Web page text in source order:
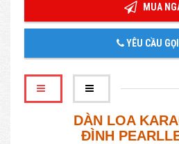
MUA
YÊU CẦU
DÀN LOA
ĐÌNH